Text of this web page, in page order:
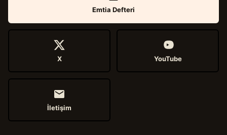
Emtia Defteri
X YouTube
İletişim